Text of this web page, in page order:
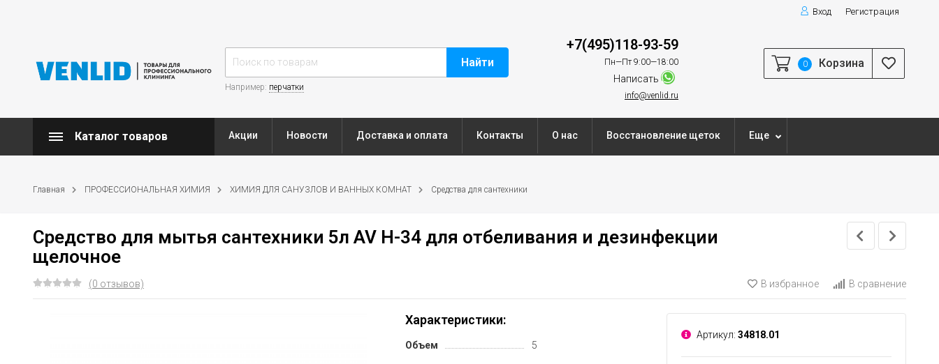
Вход Регистрация
Найти
Например: перчатки
+7(495)118-93-59
Пн—Пт 9:00—18:00
Написать
info@venlid.ru
0 Корзина
Каталог товаров Акции Новости Доставка и оплата Контакты О нас Восстановление щеток Еще
Главная ПРОФЕССИОНАЛЬНАЯ ХИМИЯ ХИМИЯ ДЛЯ САНУЗЛОВ И ВАННЫХ КОМНАТ Средства для сантехники
Средство для мытья сантехники 5л AV H-34 для отбеливания и дезинфекции
щелочное
(0 отзывов) В избранное В сравнение
Характеристики:
Объем 5
Артикул: 34818.01